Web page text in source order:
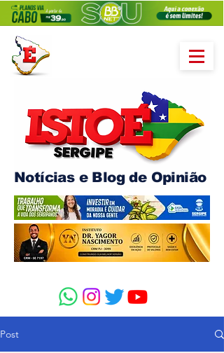
Notícias e Blog de Opinião
Post